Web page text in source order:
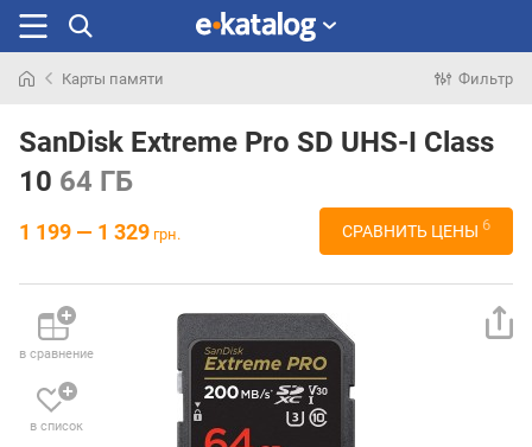
раньше
Карты памяти Фильтр
SanDisk Extreme Pro SD UHS-I Class
10 64 ГБ
1 199 — 1 329 грн. СРАВНИТЬ ЦЕНЫ 6
в сравнение
в список